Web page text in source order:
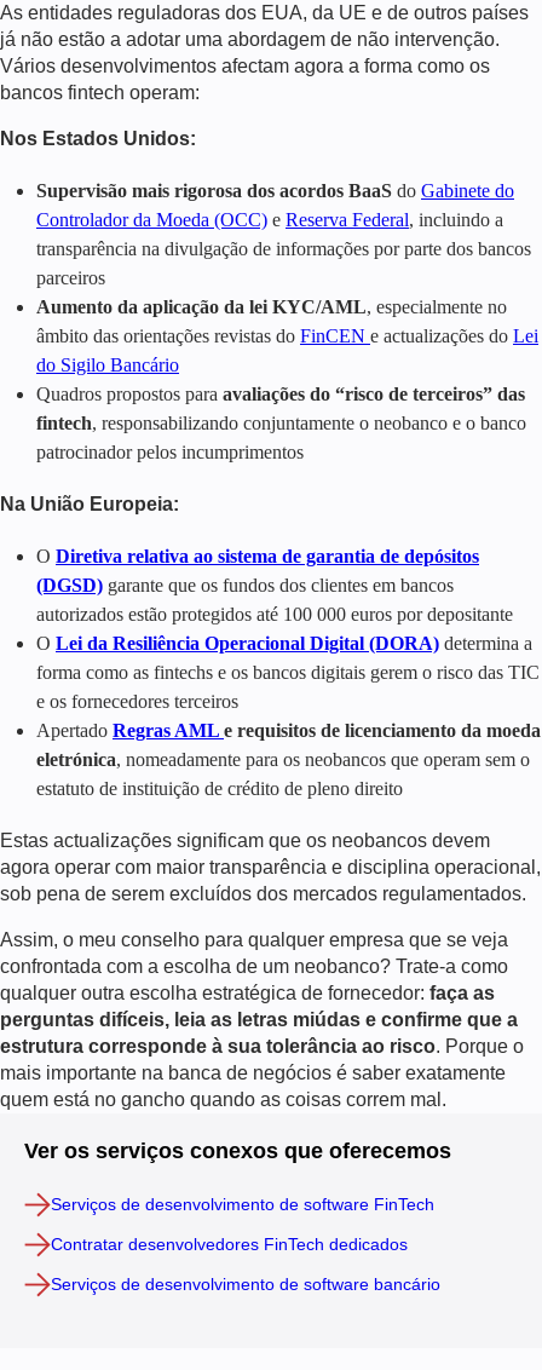
As entidades reguladoras dos EUA, da UE e de outros países
já não estão a adotar uma abordagem de não intervenção.
Vários desenvolvimentos afectam agora a forma como os
bancos fintech operam:
Nos Estados Unidos:
Supervisão mais rigorosa dos acordos BaaS do Gabinete do
Controlador da Moeda (OCC) e Reserva Federal, incluindo a
transparência na divulgação de informações por parte dos bancos
parceiros
Aumento da aplicação da lei KYC/AML, especialmente no
âmbito das orientações revistas do FinCEN e actualizações do Lei
do Sigilo Bancário
Quadros propostos para avaliações do “risco de terceiros” das
fintech, responsabilizando conjuntamente o neobanco e o banco
patrocinador pelos incumprimentos
Na União Europeia:
O Diretiva relativa ao sistema de garantia de depósitos
(DGSD) garante que os fundos dos clientes em bancos
autorizados estão protegidos até 100 000 euros por depositante
O Lei da Resiliência Operacional Digital (DORA) determina a
forma como as fintechs e os bancos digitais gerem o risco das TIC
e os fornecedores terceiros
Apertado Regras AML e requisitos de licenciamento da moeda
eletrónica, nomeadamente para os neobancos que operam sem o
estatuto de instituição de crédito de pleno direito
Estas actualizações significam que os neobancos devem
agora operar com maior transparência e disciplina operacional,
sob pena de serem excluídos dos mercados regulamentados.
Assim, o meu conselho para qualquer empresa que se veja
confrontada com a escolha de um neobanco? Trate-a como
qualquer outra escolha estratégica de fornecedor: faça as
perguntas difíceis, leia as letras miúdas e confirme que a
estrutura corresponde à sua tolerância ao risco. Porque o
mais importante na banca de negócios é saber exatamente
quem está no gancho quando as coisas correm mal.
Ver os serviços conexos que oferecemos
Serviços de desenvolvimento de software FinTech
Contratar desenvolvedores FinTech dedicados
Serviços de desenvolvimento de software bancário